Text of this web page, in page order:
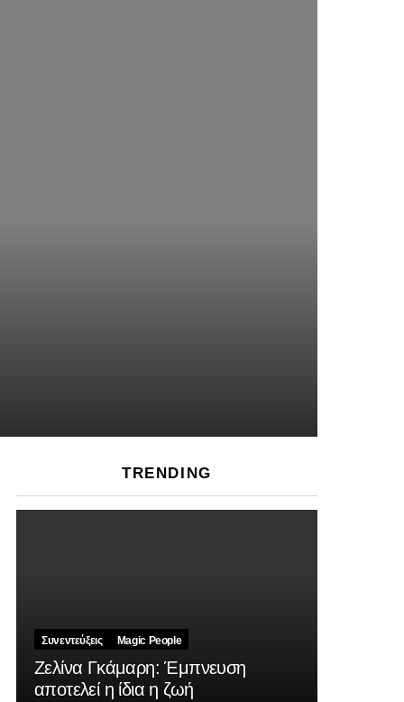
TRENDING
Συνεντεύξεις Magic People
Ζελίνα Γκάμαρη: Έμπνευση
αποτελεί η ίδια η ζωή